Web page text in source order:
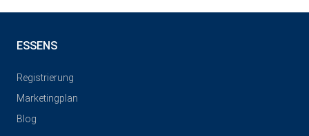
ESSENS
Registrierung
Marketingplan
Blog